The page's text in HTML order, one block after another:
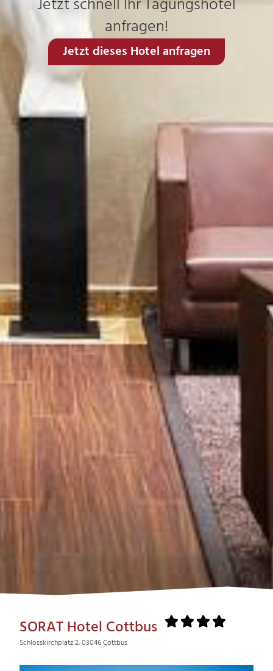
Jetzt schnell Ihr Tagungshotel
anfragen!
Jetzt dieses Hotel anfragen
SORAT Hotel Cottbus
Schlosskirchplatz 2, 03046 Cottbus